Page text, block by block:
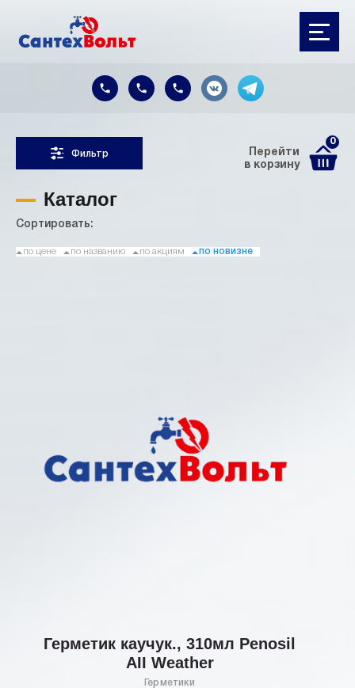
Фильтр
Каталог
Перейти
в корзину
0
Сортировать:
по цене по названию по акциям по новизне
Герметик каучук., 310мл Penosil
AII Weather
Герметики